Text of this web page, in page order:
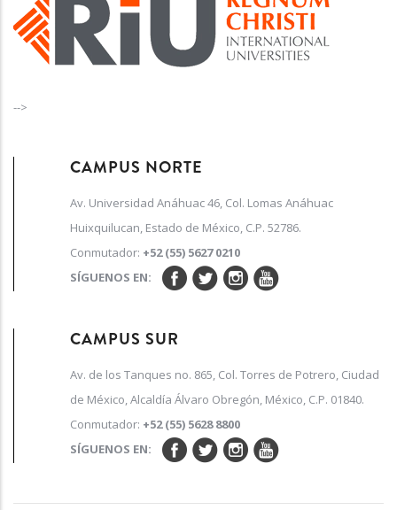
-->
CAMPUS NORTE
Av. Universidad Anáhuac 46, Col. Lomas Anáhuac
Huixquilucan, Estado de México, C.P. 52786.
Conmutador: +52 (55) 5627 0210
SÍGUENOS EN:
CAMPUS SUR
Av. de los Tanques no. 865, Col. Torres de Potrero, Ciudad
de México, Alcaldía Álvaro Obregón, México, C.P. 01840.
Conmutador: +52 (55) 5628 8800
SÍGUENOS EN: